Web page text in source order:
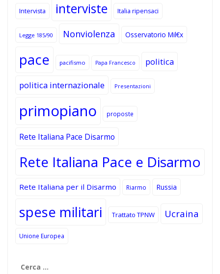
Intervista interviste Italia ripensaci
Legge 185/90 Nonviolenza Osservatorio Mil€x
pace pacifismo Papa Francesco politica
politica internazionale Presentazioni
primopiano proposte
Rete Italiana Pace Disarmo
Rete Italiana Pace e Disarmo
Rete Italiana per il Disarmo Riarmo Russia
spese militari Trattato TPNW Ucraina
Unione Europea
per: